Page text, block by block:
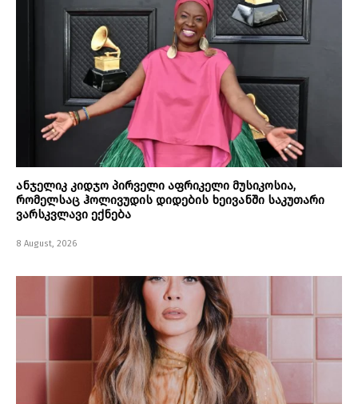
ანჯელიკ კიდჯო პირველი აფრიკელი მუსიკოსია,
რომელსაც ჰოლივუდის დიდების ხეივანში საკუთარი
ვარსკვლავი ექნება
8 August, 2026